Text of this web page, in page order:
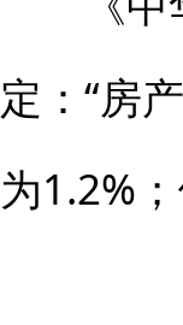
定：“房
为1.2%